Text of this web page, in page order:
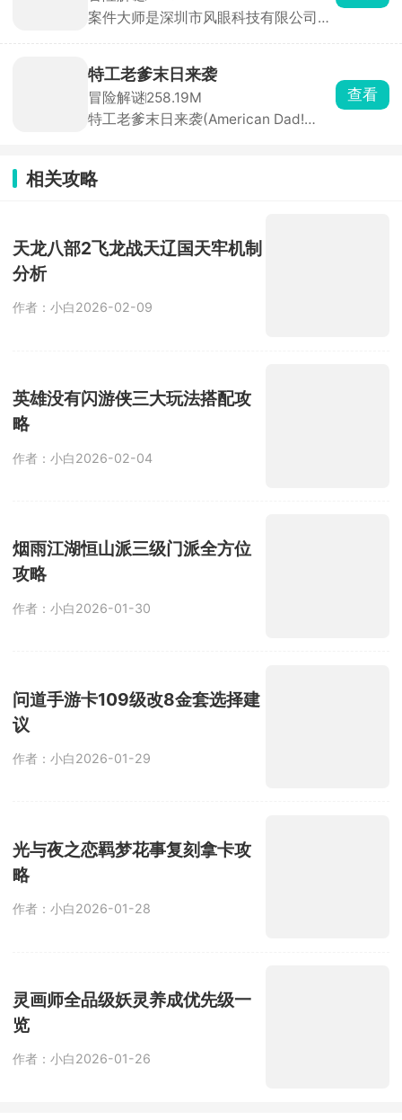
素，支持招募队友并肩作战，还能通过
案件大师是深圳市风眼科技有限公司发
鼎的名侦探，深入这座光鲜亮丽却暗藏
玄机的城市，侦破一桩又一桩疑难案
件。城市表面繁华，实则在权力与诱惑
的驱使下犯罪率居高不下，隐秘角落中
特工老爹末日来袭
冒险解谜258.19M
特工老爹末日来袭(American Dad!
陷。你将扮演搞笑特工老爸，在自家地
下建造秘密基地，收集物资、制造武器
面对决，夺回失去的土地。
查看
相关攻略
天龙八部2飞龙战天辽国天牢机制
分析
作者：小白2026-02-09
英雄没有闪游侠三大玩法搭配攻
略
作者：小白2026-02-04
烟雨江湖恒山派三级门派全方位
攻略
作者：小白2026-01-30
问道手游卡109级改8金套选择建
议
作者：小白2026-01-29
光与夜之恋羁梦花事复刻拿卡攻
略
作者：小白2026-01-28
灵画师全品级妖灵养成优先级一
览
作者：小白2026-01-26